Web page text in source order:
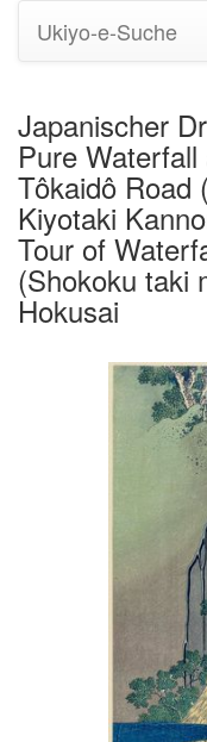
Ukiyo-e-Suche
Japanischer
Pure
Tôkaidô Road
Kiyotaki
Tour of
(Shokoku taki
Hokusai